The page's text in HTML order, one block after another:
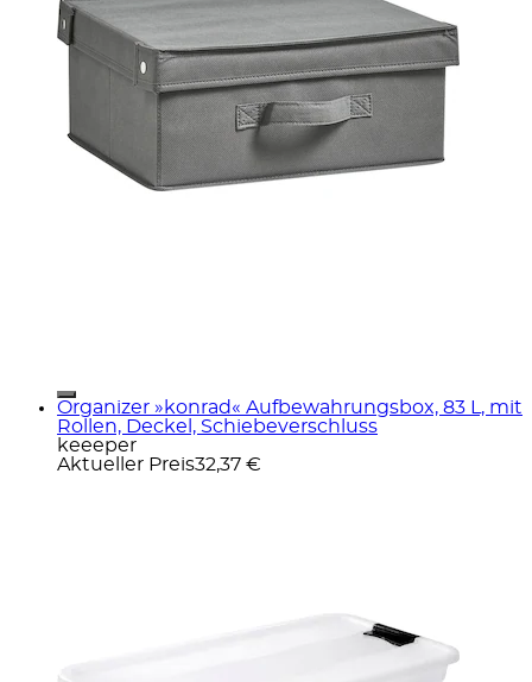
Organizer »konrad« Aufbewahrungsbox, 83 L, mit
Rollen, Deckel, Schiebeverschluss
keeeper
Aktueller Preis32,37 €